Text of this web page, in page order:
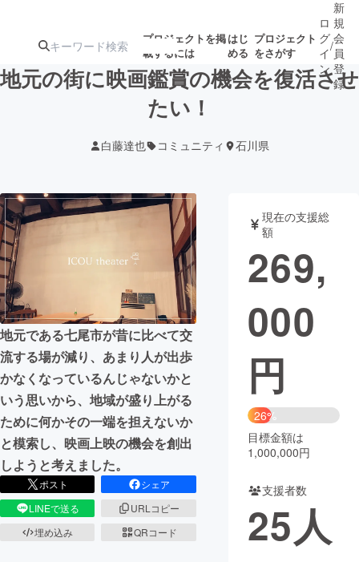
プロジェクトを掲
載するには
はじ
める
プロジェクト
をさがす
ターン
注目の新着プロ
ジェクト
募集終了が近いプ
ロジェクト
アート・写真 音楽
テクノロジー・ガジェット ゲーム・サ
映像・映画
ビジネス・起業
まちづくり・地域活性化
CAMPFIRE for Social Good
CAMPFIRE Creation
CAMPFIREふるさと納税
コミュニティ
ロ
グ
イ
ン
/
新
規
会
員
登
録
地元の街に映画鑑賞の機会を復活させ
たい！
白藤達也 コミュニティ 石川県
地元である七尾市が昔に比べて交
流する場が減り、あまり人が出歩
かなくなっているんじゃないかと
いう思いから、地域が盛り上がる
ために何かその一端を担えないか
と模索し、映画上映の機会を創出
しようと考えました。
ポスト
シェア
LINEで送る
URLコピー
埋め込み
QRコード
現在の支援総
額
269,
000
円
26%
目標金額は
1,000,000円
支援者数
25人